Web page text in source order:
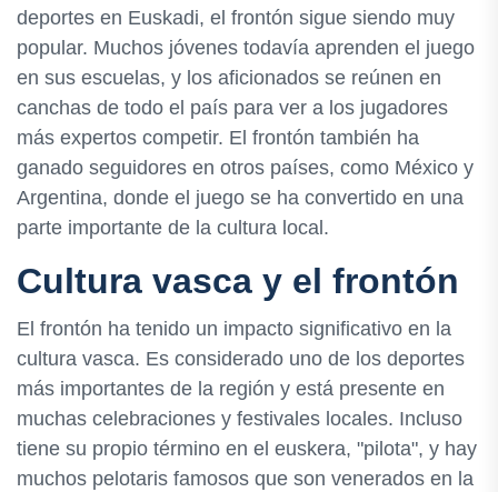
deportes en Euskadi, el frontón sigue siendo muy
popular. Muchos jóvenes todavía aprenden el juego
en sus escuelas, y los aficionados se reúnen en
canchas de todo el país para ver a los jugadores
más expertos competir. El frontón también ha
ganado seguidores en otros países, como México y
Argentina, donde el juego se ha convertido en una
parte importante de la cultura local.
Cultura vasca y el frontón
El frontón ha tenido un impacto significativo en la
cultura vasca. Es considerado uno de los deportes
más importantes de la región y está presente en
muchas celebraciones y festivales locales. Incluso
tiene su propio término en el euskera, "pilota", y hay
muchos pelotaris famosos que son venerados en la